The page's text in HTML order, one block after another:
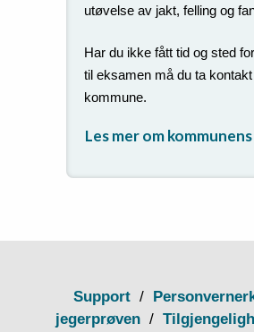
utøvelse av jakt, felling og
Har du ikke fått tid og sted
til eksamen må du ta
kommune.
Les mer om
Support /
jegerprøven /